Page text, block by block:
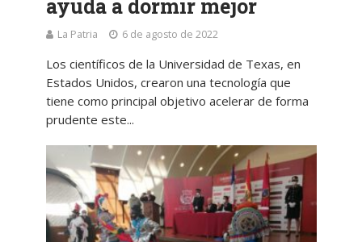
ayuda a dormir mejor
La Patria 6 de agosto de 2022
Los científicos de la Universidad de Texas, en
Estados Unidos, crearon una tecnología que
tiene como principal objetivo acelerar de forma
prudente este...